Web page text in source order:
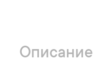
Описание